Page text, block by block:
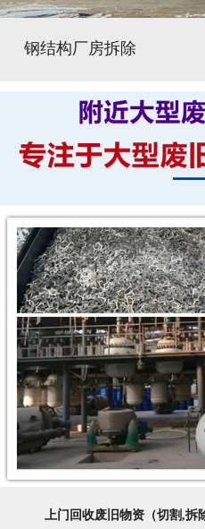
钢结构厂房拆除
上门回收废旧物资（切割,